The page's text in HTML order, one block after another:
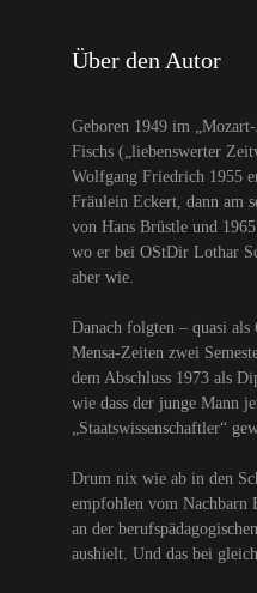
Über den Autor
Geboren 1949 im
Fischs („liebenswerter
Wolfgang Friedrich 1955
Fräulein Eckert, dann am
von Hans Brüstle und
wo er bei OStDir Lothar
aber wie.
Danach folgten – quasi
Mensa-Zeiten zwei
dem Abschluss 1973 als
wie dass der junge Mann
„Staatswissenschaftler“
Drum nix wie ab in den
empfohlen vom Nachbarn
an der
aushielt. Und das bei